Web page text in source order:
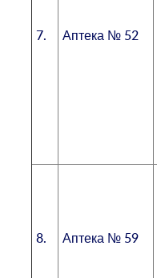
7. Аптека № 52
8. Аптека № 59